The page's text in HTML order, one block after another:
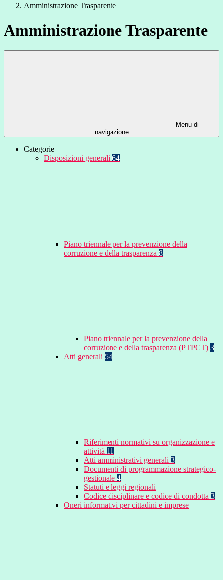
Amministrazione Trasparente
Amministrazione Trasparente
Menu di
navigazione
Categorie
Disposizioni generali 64
Piano triennale per la prevenzione della
corruzione e della trasparenza 8
Piano triennale per la prevenzione della
corruzione e della trasparenza (PTPCT) 3
Atti generali 54
Riferimenti normativi su organizzazione e
attività 11
Atti amministrativi generali 3
Documenti di programmazione strategico-
gestionale 4
Statuti e leggi regionali
Codice disciplinare e codice di condotta 3
Oneri informativi per cittadini e imprese